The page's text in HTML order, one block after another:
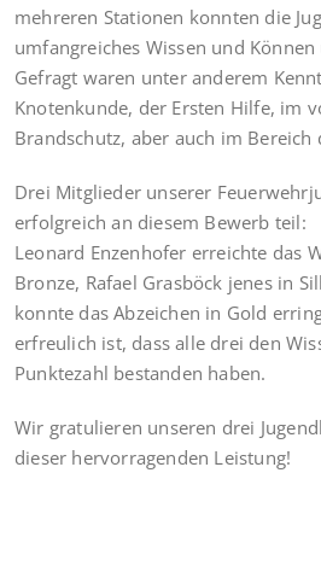
mehreren Stationen konnten die
umfangreiches Wissen und
Gefragt waren unter anderem
Knotenkunde, der Ersten Hilfe, im
Brandschutz, aber auch im Bereich
Drei Mitglieder unserer
erfolgreich an diesem Bewerb teil:
Leonard Enzenhofer erreichte das
Bronze, Rafael Grasböck jenes in
konnte das Abzeichen in Gold
erfreulich ist, dass alle drei den
Punktezahl bestanden haben.
Wir gratulieren unseren drei
dieser hervorragenden Leistung!